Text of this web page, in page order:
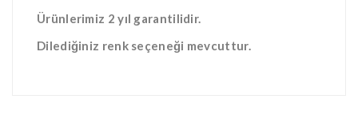
Ürünlerimiz 2 yıl garantilidir.
Dilediğiniz renk seçeneği mevcuttur.